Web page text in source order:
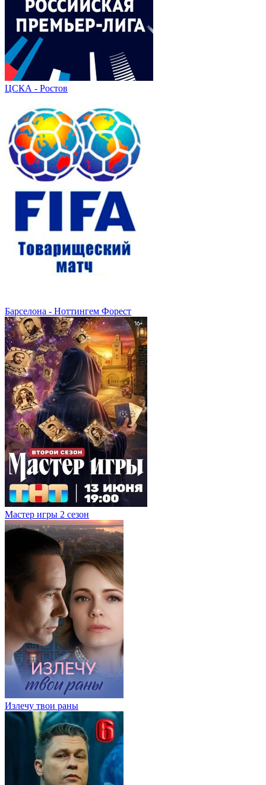
ЦСКА - Ростов
Барселона - Ноттингем Форест
Мастер игры 2 сезон
Излечу твои раны